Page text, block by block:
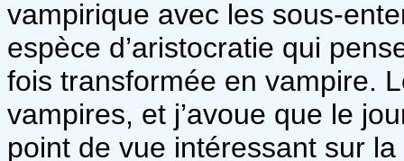
vampirique avec les sous-
espèce d’aristocratie qui
fois transformée en vampire.
vampires, et j’avoue que le
point de vue intéressant sur